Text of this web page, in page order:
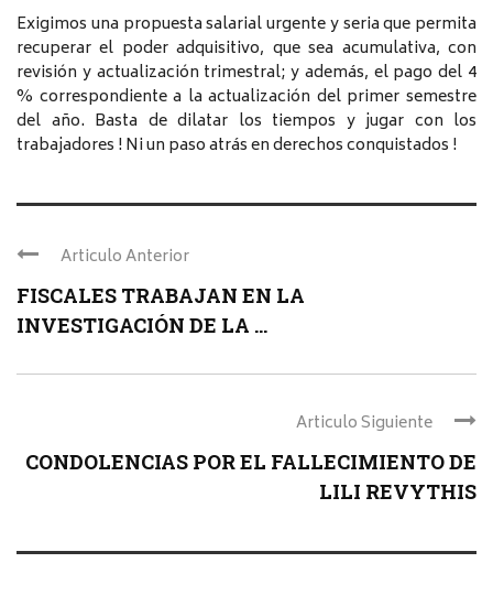
Exigimos una propuesta salarial urgente y seria que permita
recuperar el poder adquisitivo, que sea acumulativa, con
revisión y actualización trimestral; y además, el pago del 4
% correspondiente a la actualización del primer semestre
del año. Basta de dilatar los tiempos y jugar con los
trabajadores ! Ni un paso atrás en derechos conquistados !
Articulo Anterior
FISCALES TRABAJAN EN LA
INVESTIGACIÓN DE LA ...
Articulo Siguiente
CONDOLENCIAS POR EL FALLECIMIENTO DE
LILI REVYTHIS